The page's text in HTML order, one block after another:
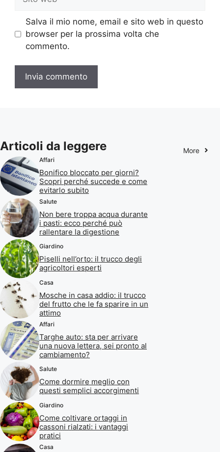
web
Salva il mio nome, email e sito web in questo
browser per la prossima volta che
commento.
Articoli da leggere More
Affari
Bonifico bloccato per giorni?
Scopri perché succede e come
evitarlo subito
Salute
Non bere troppa acqua durante
i pasti: ecco perché può
rallentare la digestione
Giardino
Piselli nell’orto: il trucco degli
agricoltori esperti
Casa
Mosche in casa addio: il trucco
del frutto che le fa sparire in un
attimo
Affari
Targhe auto: sta per arrivare
una nuova lettera, sei pronto al
cambiamento?
Salute
Come dormire meglio con
questi semplici accorgimenti
Giardino
Come coltivare ortaggi in
cassoni rialzati: i vantaggi
pratici
Casa